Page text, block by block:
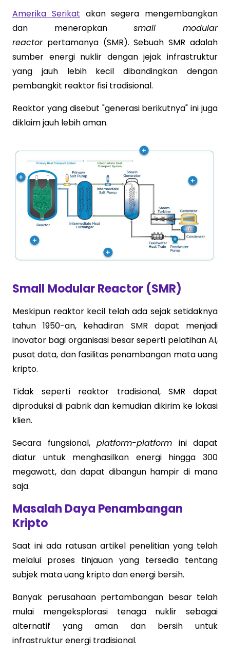
Amerika Serikat akan segera mengembangkan
dan menerapkansmall modular
reactorpertamanya (SMR). Sebuah SMR adalah
sumber energi nuklir dengan jejak infrastruktur
yang jauh lebih kecil dibandingkan dengan
pembangkit reaktor fisi tradisional.
Reaktor yang disebut "generasi berikutnya" ini juga
diklaim jauh lebih aman.
Small Modular Reactor (SMR)
Meskipun reaktor kecil telah ada sejak setidaknya
tahun 1950-an, kehadiran SMR dapat menjadi
inovator bagi organisasi besar seperti pelatihan AI,
pusat data, dan fasilitas penambangan mata uang
kripto.
Tidak seperti reaktor tradisional, SMR dapat
diproduksi di pabrik dan kemudian dikirim ke lokasi
klien.
Secara fungsional, platform-platform ini dapat
diatur untuk menghasilkan energi hingga 300
megawatt, dan dapat dibangun hampir di mana
saja.
Masalah Daya Penambangan
Kripto
Saat ini ada ratusan artikel penelitian yang telah
melalui proses tinjauan yang tersedia tentang
subjek mata uang kripto dan energi bersih.
Banyak perusahaan pertambangan besar telah
mulai mengeksplorasi tenaga nuklir sebagai
alternatif yang aman dan bersih untuk
infrastruktur energi tradisional.